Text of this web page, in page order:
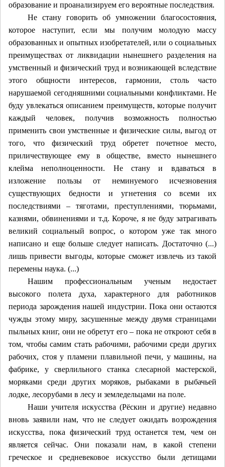
образование и проанализируем его вероятные последствия.
Не стану говорить об умножении благосостояния,
которое наступит, если мы получим молодую массу
образованных и опытных изобретателей, или о социальных
преимуществах от ликвидации нынешнего разделения на
умственный и физический труд и возникающей вследствие
этого общности интересов, гармонии, столь часто
нарушаемой сегодняшними социальными конфликтами. Не
буду увлекаться описанием преимуществ, которые получит
каждый человек, получив возможность полностью
применить свои умственные и физические силы, выгод от
того, что физический труд обретет почетное место,
приличествующее ему в обществе, вместо нынешнего
клейма неполноценности. Не стану и вдаваться в
изложение пользы от неминуемого исчезновения
существующих бедности и угнетения со всеми их
последствиями – тяготами, преступлениями, тюрьмами,
казнями, обвинениями и т.д. Короче, я не буду затрагивать
великий социальный вопрос, о котором уже так много
написано и еще больше следует написать. Достаточно (...)
лишь привести выгоды, которые сможет извлечь из такой
перемены наука. (...)
Нашим профессиональным ученым недостает
высокого полета духа, характерного для работников
периода зарождения нашей индустрии. Пока они остаются
чужды этому миру, засушенные между двумя страницами
пыльных книг, они не обретут его – пока не откроют себя в
том, чтобы самим стать рабочими, рабочими среди других
рабочих, стоя у пламени плавильной печи, у машины, на
фабрике, у сверлильного станка слесарной мастерской,
моряками среди других моряков, рыбаками в рыбачьей
лодке, лесорубами в лесу и земледельцами на поле.
Наши учителя искусства (Рёскин и другие) недавно
вновь заявили нам, что не следует ожидать возрождения
искусства, пока физический труд останется тем, чем он
является сейчас. Они показали нам, в какой степени
греческое и средневековое искусство были детищами